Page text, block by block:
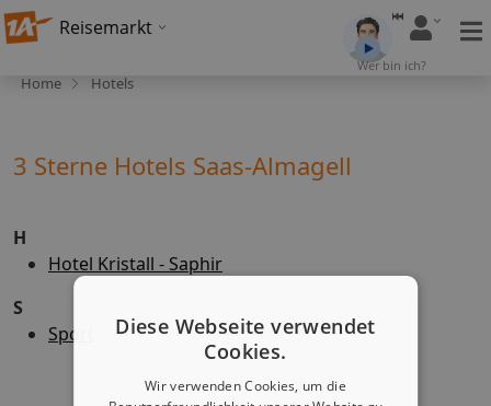
Reisemarkt
Wer bin ich?
Home Hotels
3 Sterne Hotels Saas-Almagell
H
Hotel Kristall - Saphir
S
Sport
Diese Webseite verwendet
Cookies.
Wir verwenden Cookies, um die